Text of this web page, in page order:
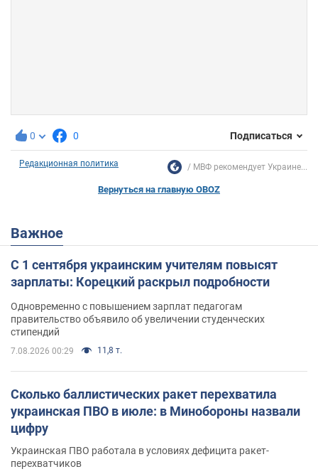
0 0 Подписаться
Редакционная политика МВФ рекомендует Украине...
Вернуться на главную OBOZ
Важное
С 1 сентября украинским учителям повысят
зарплаты: Корецкий раскрыл подробности
Одновременно с повышением зарплат педагогам
правительство объявило об увеличении студенческих
стипендий
7.08.2026 00:29 11,8 т.
Сколько баллистических ракет перехватила
украинская ПВО в июле: в Минобороны назвали
цифру
Украинская ПВО работала в условиях дефицита ракет-
перехватчиков